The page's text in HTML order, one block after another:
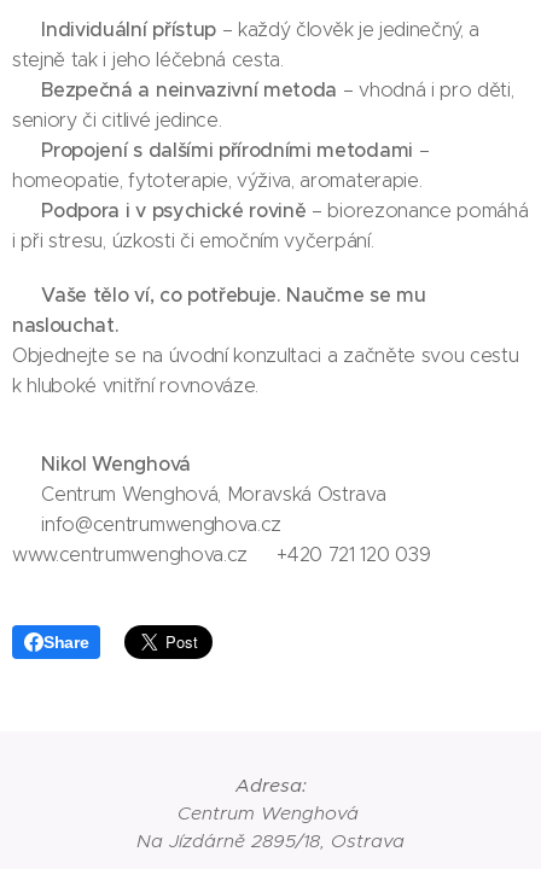
Individuální přístup– každý člověk je jedinečný, a
stejně tak i jeho léčebná cesta.
Bezpečná a neinvazivní metoda – vhodná i pro děti,
seniory či citlivé jedince.
Propojení s dalšími přírodními metodami –
homeopatie, fytoterapie, výživa, aromaterapie.
Podpora i v psychické rovině – biorezonance pomáhá
i při stresu, úzkosti či emočním vyčerpání.
✨Vaše tělo ví, co potřebuje. Naučme se mu
naslouchat.
Objednejte se na úvodní konzultaci a začněte svou cestu
k hluboké vnitřní rovnováze.
Nikol Wenghová
📍 Centrum Wenghová, Moravská Ostrava
📧 info@centrumwenghova.cz 🌐
www.centrumwenghova.cz📱 +420 721 120 039
Share
Adresa:
Centrum Wenghová
Na Jízdárně 2895/18, Ostrava